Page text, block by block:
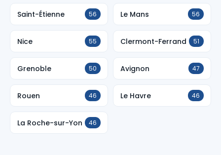
Saint-Étienne 56 Le Mans 56
Nice 55 Clermont-Ferrand 51
Grenoble 50 Avignon 47
Rouen 46 Le Havre 46
La Roche-sur-Yon 46